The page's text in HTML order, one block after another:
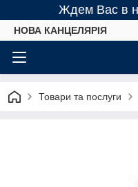
Ждем Вас в
НОВА КАНЦЕЛЯРІЯ
Товари та послуги